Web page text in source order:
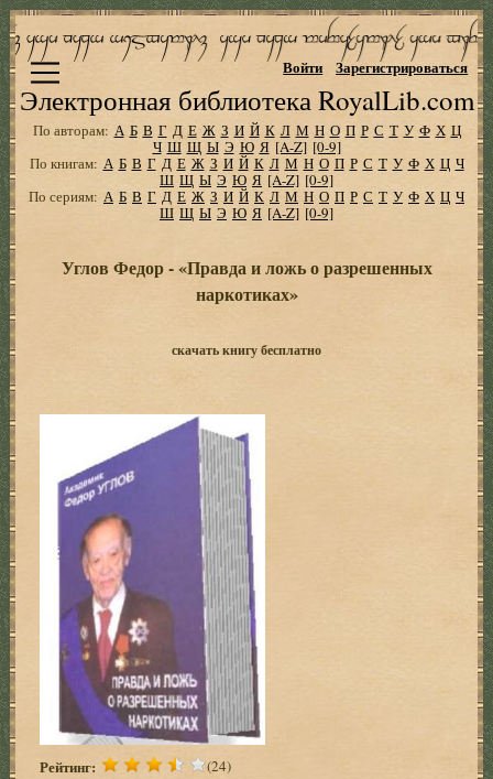
Электронная библиотека RoyalLib.com
Войти Зарегистрироваться
По авторам: А Б В Г Д Е Ж З И Й К Л М Н О П Р С Т У Ф Х Ц
Ч Ш Щ Ы Э Ю Я [A-Z] [0-9]
По книгам: А Б В Г Д Е Ж З И Й К Л М Н О П Р С Т У Ф Х Ц Ч
Ш Щ Ы Э Ю Я [A-Z] [0-9]
По сериям: А Б В Г Д Е Ж З И Й К Л М Н О П Р С Т У Ф Х Ц Ч
Ш Щ Ы Э Ю Я [A-Z] [0-9]
Углов Федор - «Правда и ложь о разрешенных
наркотиках»
скачать книгу бесплатно
Рейтинг: (24)